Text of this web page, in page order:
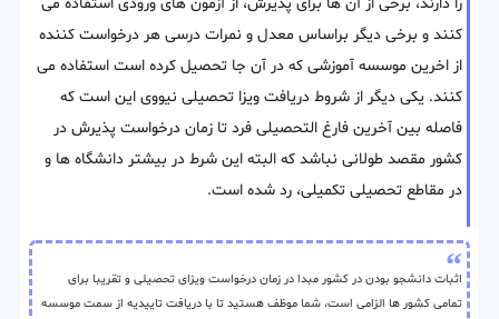
کنند و برخی دیگر براساس معدل و نمرات درسی هر درخواست کننده
از اخرین موسسه آموزشی که در آن جا تحصیل کرده است استفاده می
کنند. یکی دیگر از شروط دریافت ویزا تحصیلی نیووی این است که
فاصله بین آخرین فارغ التحصیلی فرد تا زمان درخواست پذیرش در
کشور مقصد طولانی نباشد که البته این شرط در بیشتر دانشگاه ها و
در مقاطع تحصیلی تکمیلی، رد شده است.
اثبات دانشجو بودن در کشور مبدا در زمان درخواست ویزای تحصیلی و تقریبا برای
تمامی کشور ها الزامی است، شما موظف هستید تا با دریافت تاییدیه از سمت موسسه